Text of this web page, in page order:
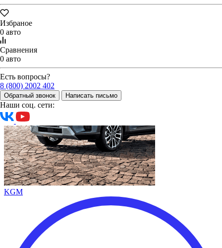
Избраное
0 авто
Сравнения
0 авто
Есть вопросы?
8 (800) 2002 402
Обратный звонок Написать письмо
Наши соц. сети:
KGM